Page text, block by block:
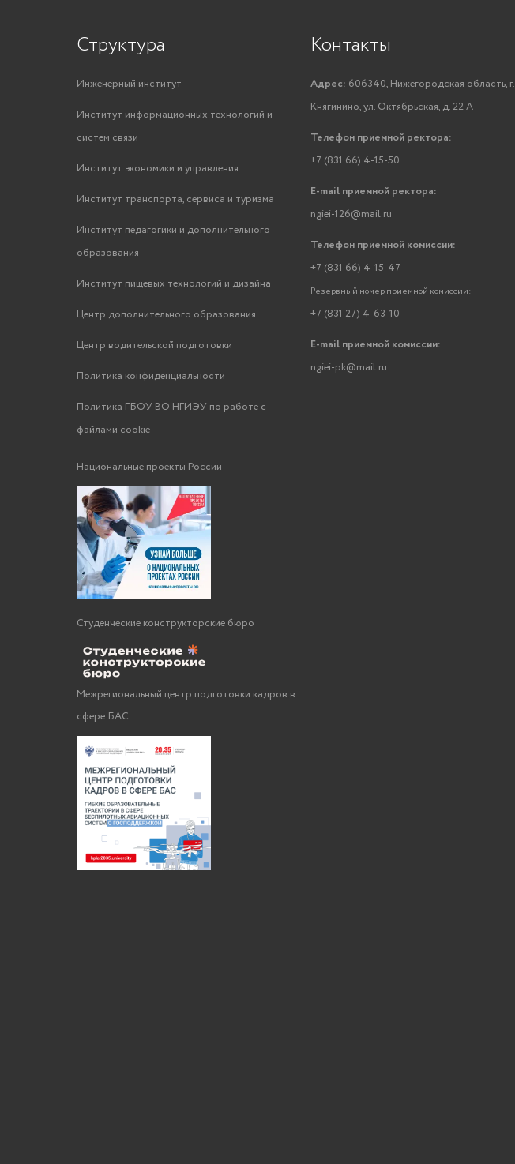
Структура
Инженерный институт
Институт информационных технологий и
систем связи
Институт экономики и управления
Институт транспорта, сервиса и туризма
Институт педагогики и дополнительного
образования
Институт пищевых технологий и дизайна
Центр дополнительного образования
Центр водительской подготовки
Политика конфиденциальности
Политика ГБОУ ВО НГИЭУ по работе с
файлами cookie
Национальные проекты России
Студенческие конструкторские бюро
Межрегиональный центр подготовки кадров в
сфере БАС
Контакты
Адрес: 606340, Нижегородская область, г.
Княгинино, ул. Октябрьская, д. 22 А
Телефон приемной ректора:
+7 (831 66) 4-15-50
E-mail приемной ректора:
ngiei-126@mail.ru
Телефон приемной комиссии:
+7 (831 66) 4-15-47
Резервный номер приемной комиссии:
+7 (831 27) 4-63-10
E-mail приемной комиссии:
ngiei-pk@mail.ru